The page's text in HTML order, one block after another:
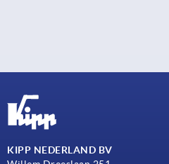
KIPP NEDERLAND BV